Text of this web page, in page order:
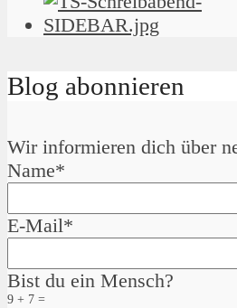
Blog abonnieren
Wir informieren dich über
Name*
E-Mail*
Bist du ein Mensch?
9 + 7 =